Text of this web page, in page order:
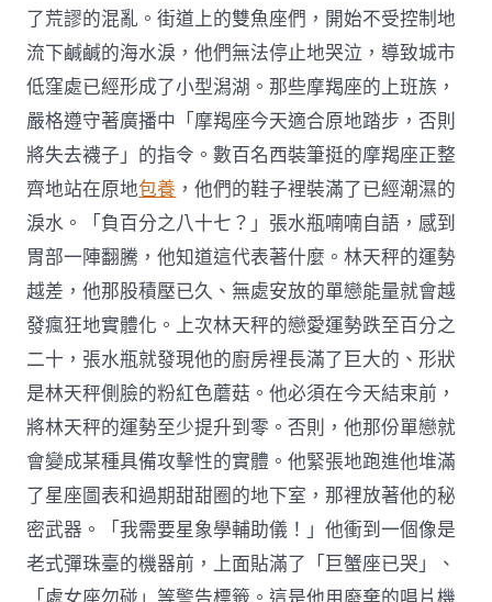
了荒謬的混亂。街道上的雙魚座們，開始不受控制地
流下鹹鹹的海水淚，他們無法停止地哭泣，導致城市
低窪處已經形成了小型潟湖。那些摩羯座的上班族，
嚴格遵守著廣播中「摩羯座今天適合原地踏步，否則
將失去襪子」的指令。數百名西裝筆挺的摩羯座正整
齊地站在原地包養 ，他們的鞋子裡裝滿了已經潮濕的
淚水。「負百分之八十七？」張水瓶喃喃自語，感到
胃部一陣翻騰，他知道這代表著什麼。林天秤的運勢
越差，他那股積壓已久、無處安放的單戀能量就會越
發瘋狂地實體化。上次林天秤的戀愛運勢跌至百分之
二十，張水瓶就發現他的廚房裡長滿了巨大的、形狀
是林天秤側臉的粉紅色蘑菇。他必須在今天結束前，
將林天秤的運勢至少提升到零。否則，他那份單戀就
會變成某種具備攻擊性的實體。他緊張地跑進他堆滿
了星座圖表和過期甜甜圈的地下室，那裡放著他的秘
密武器。「我需要星象學輔助儀！」他衝到一個像是
老式彈珠臺的機器前，上面貼滿了「巨蟹座已哭」、